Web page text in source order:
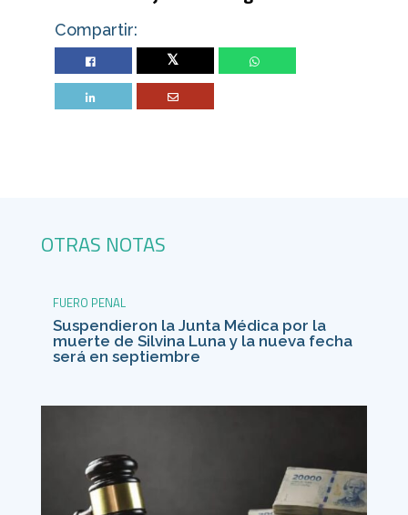
Compartir:
Twitter
OTRAS NOTAS
FUERO PENAL
Suspendieron la Junta Médica por la
muerte de Silvina Luna y la nueva fecha
será en septiembre